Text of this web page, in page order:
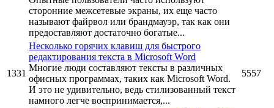
сторонние межсетевые экраны, их еще часто
называют файрвол или брандмауэр, так как они
предоставляют достаточно богатые...
1331
Несколько горячих клавиш для быстрого
редактирования текста в Microsoft Word
Многие люди составляют тексты в различных
офисных программах, таких как Microsoft Word.
И это не удивительно, ведь стилизованный текст
намного легче воспринимается,...
5557